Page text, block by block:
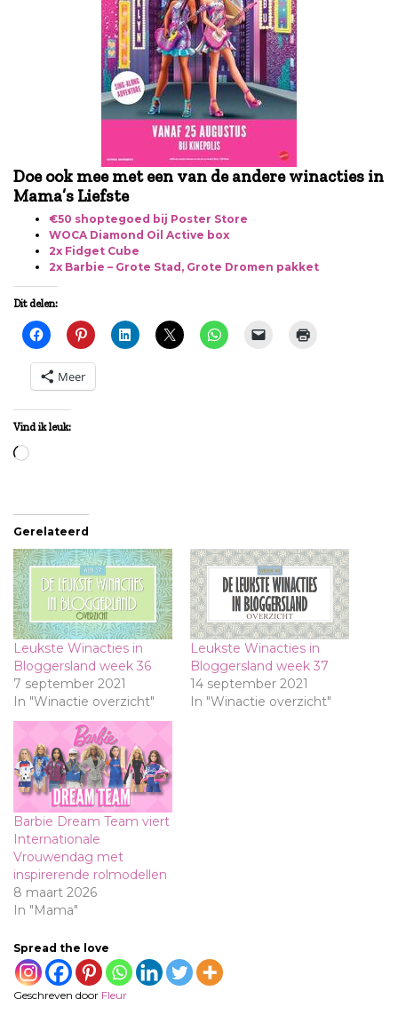
Doe ook mee met een van de andere winacties in
Mama’s Liefste
€50 shoptegoed bij Poster Store
WOCA Diamond Oil Active box
2x Fidget Cube
2x Barbie – Grote Stad, Grote Dromen pakket
Dit delen:
Meer
Vind ik leuk:
Aan
Gerelateerd
Leukste Winacties in
Bloggersland week 36
7 september 2021
In "Winactie overzicht"
Leukste Winacties in
Bloggersland week 37
14 september 2021
In "Winactie overzicht"
Barbie Dream Team viert
Internationale
Vrouwendag met
inspirerende rolmodellen
8 maart 2026
In "Mama"
Spread the love
Geschreven door Fleur